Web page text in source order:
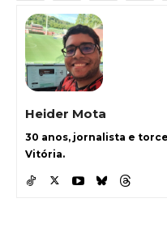
Heider Mota
30 anos, jornalista e
Vitória.